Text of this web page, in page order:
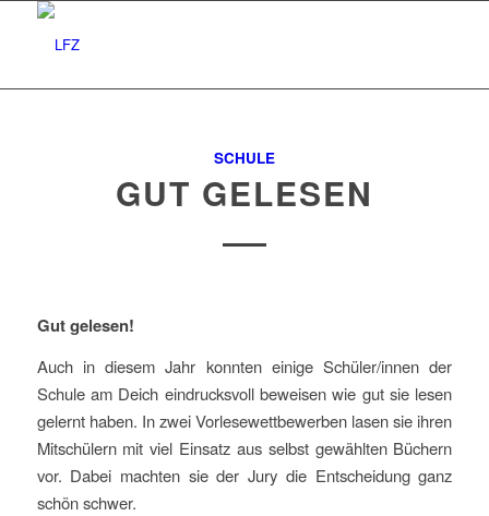
SCHULE
GUT GELESEN
Gut gelesen!
Auch in diesem Jahr konnten einige Schüler/innen der
Schule am Deich eindrucksvoll beweisen wie gut sie lesen
gelernt haben. In zwei Vorlesewettbewerben lasen sie ihren
Mitschülern mit viel Einsatz aus selbst gewählten Büchern
vor. Dabei machten sie der Jury die Entscheidung ganz
schön schwer.